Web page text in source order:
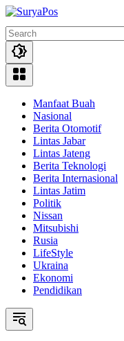
Skip
content
Manfaat Buah
Nasional
Berita Otomotif
Lintas Jabar
Lintas Jateng
Berita Teknologi
Berita Internasional
Lintas Jatim
Politik
Nissan
Mitsubishi
Rusia
LifeStyle
Ukraina
Ekonomi
Pendidikan